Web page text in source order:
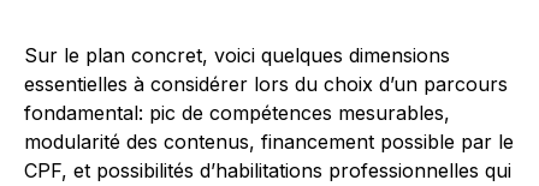
Sur le plan concret, voici quelques dimensions
essentielles à considérer lors du choix d’un parcours
fondamental: pic de compétences mesurables,
modularité des contenus, financement possible par le
CPF, et possibilités d’habilitations professionnelles qui